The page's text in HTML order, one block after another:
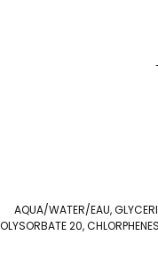
AQUA/WATER/EAU,
20,